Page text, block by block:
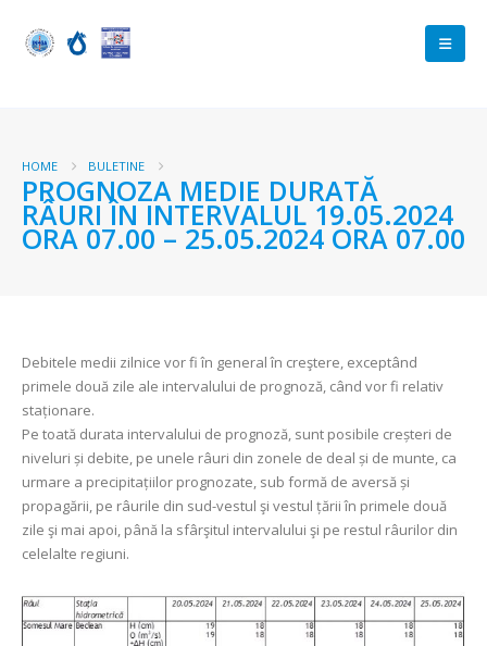
HOME BULETINE
PROGNOZA MEDIE DURATĂ
RÂURI ÎN INTERVALUL 19.05.2024
ORA 07.00 – 25.05.2024 ORA 07.00
Debitele medii zilnice vor fi în general în creştere, exceptând
primele două zile ale intervalului de prognoză, când vor fi relativ
staționare.
Pe toată durata intervalului de prognoză, sunt posibile creșteri de
niveluri și debite, pe unele râuri din zonele de deal și de munte, ca
urmare a precipitațiilor prognozate, sub formă de aversă și
propagării, pe râurile din sud-vestul şi vestul țării în primele două
zile şi mai apoi, până la sfârşitul intervalului şi pe restul râurilor din
celelalte regiuni.